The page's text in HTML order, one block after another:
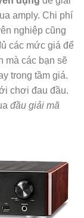
amply. Chi phí
nghiệp cũng
các mức giá để
mà các bạn sẽ
trong tầm giá.
chơi đau đầu.
đầu giải mã